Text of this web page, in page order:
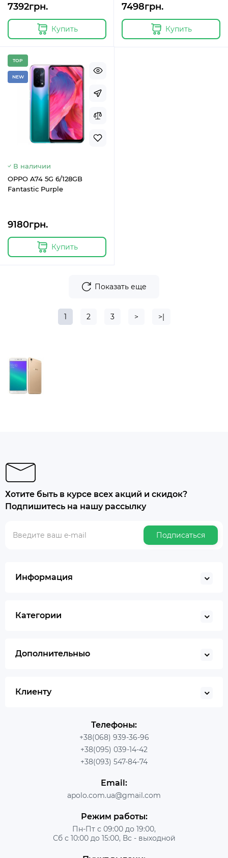
7392грн.
Купить
7498грн.
Купить
TOP
NEW
В наличии
OPPO A74 5G 6/128GB
Fantastic Purple
9180грн.
Купить
Показать еще
1 2 3 > >|
Хотите быть в курсе всех акций и скидок?
Подпишитесь на нашу рассылку
Подписаться
Информация
Категории
Дополнительныо
Клиенту
Телефоны:
+38(068) 939-36-96
+38(095) 039-14-42
+38(093) 547-84-74
Email:
apolo.com.ua@gmail.com
Режим работы:
Пн-Пт с 09:00 до 19:00,
Сб с 10:00 до 15:00, Вс - выходной